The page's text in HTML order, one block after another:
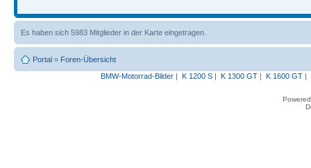
Es haben sich 5983 Mitglieder in der Karte eingetragen.
Portal » Foren-Übersicht
BMW-Motorrad-Bilder| K 1200 S| K 1300 GT| K 1600 GT|